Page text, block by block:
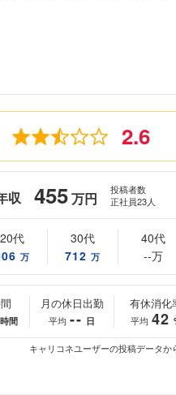
2.6
収 455万円
投稿者数
正社員23人
20代
万
30代
712 万
40代
--万
時間
月の休日出勤
平均 -- 日
有休消化
平均 42
キャリコネユーザーの投稿データか